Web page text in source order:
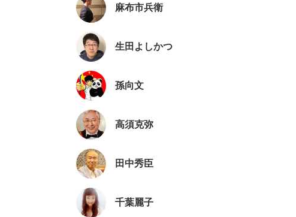
麻布市兵衛
生田よしかつ
孫向文
高須克弥
田中秀臣
千葉麗子